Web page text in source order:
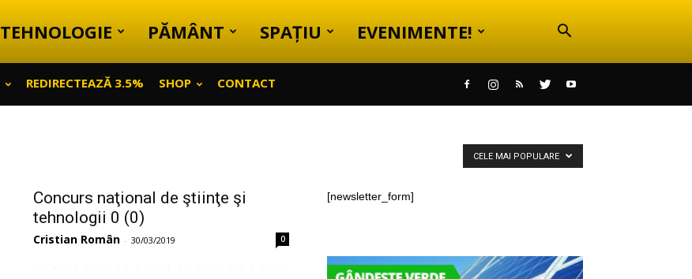
TEHNOLOGIE PĂMÂNT SPAȚIU EVENIMENTE!
REDIRECTEAZĂ 3.5% SHOP CONTACT
CELE MAI POPULARE
Concurs naţional de ştiinţe şi
tehnologii 0 (0)
Cristian Român - 30/03/2019 0
[newsletter_form]